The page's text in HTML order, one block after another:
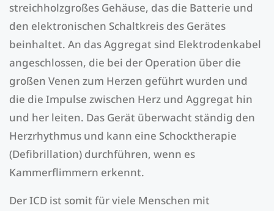
streichholzgroßes Gehäuse, das die Batterie und
den elektronischen Schaltkreis des Gerätes
beinhaltet. An das Aggregat sind Elektrodenkabel
angeschlossen, die bei der Operation über die
großen Venen zum Herzen geführt wurden und
die die Impulse zwischen Herz und Aggregat hin
und her leiten. Das Gerät überwacht ständig den
Herzrhythmus und kann eine Schocktherapie
(Defibrillation) durchführen, wenn es
Kammerflimmern erkennt.
Der ICD ist somit für viele Menschen mit